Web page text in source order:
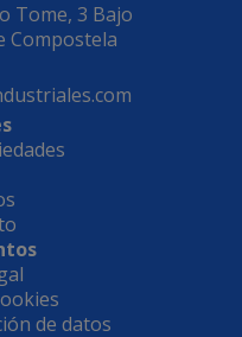
Tome, 3 Bajo
Compostela
de datos